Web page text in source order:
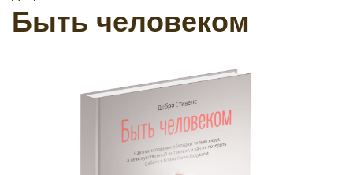
Быть человеком